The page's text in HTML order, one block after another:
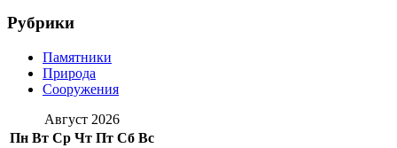
Рубрики
Памятники
Природа
Сооружения
Август 2026
Пн Вт Ср Чт Пт Сб Вс